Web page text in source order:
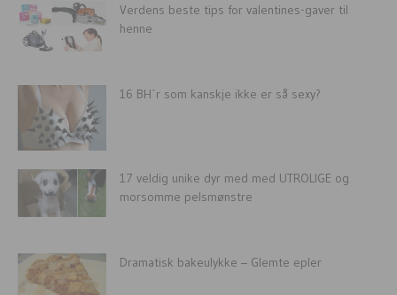
Verdens beste tips for valentines-gaver til
henne
16 BH`r som kanskje ikke er så sexy?
17 veldig unike dyr med med UTROLIGE og
morsomme pelsmønstre
Dramatisk bakeulykke – Glemte epler